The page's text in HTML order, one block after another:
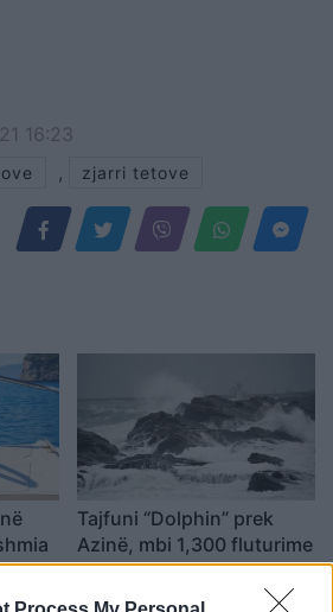
16:23
, zjarri tetove
Tajfuni “Dolphin” prek
Azinë, mbi 1,300 fluturime
anulohen dhe më shumë
se 400 mijë banorë